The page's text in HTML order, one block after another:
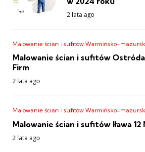
2 lata ago
Malowanie ścian i sufitów Warmińsko-
Malowanie ścian i sufitów
Firm
2 lata ago
Malowanie ścian i sufitów Warmińsko-
Malowanie ścian i sufitów Iława
2 lata ago